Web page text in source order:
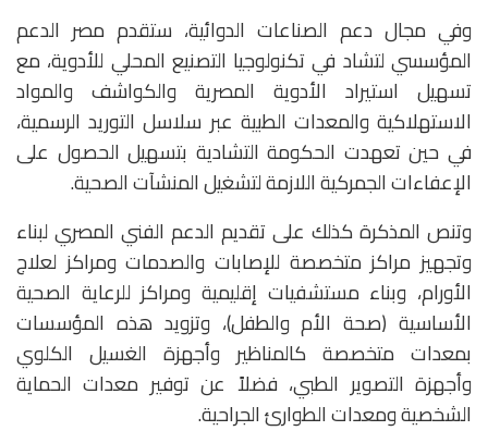
وفي مجال دعم الصناعات الدوائية، ستقدم مصر الدعم
المؤسسي لتشاد في تكنولوجيا التصنيع المحلي للأدوية، مع
تسهيل استيراد الأدوية المصرية والكواشف والمواد
الاستهلاكية والمعدات الطبية عبر سلاسل التوريد الرسمية،
في حين تعهدت الحكومة التشادية بتسهيل الحصول على
الإعفاءات الجمركية اللازمة لتشغيل المنشآت الصحية.
وتنص المذكرة كذلك على تقديم الدعم الفني المصري لبناء
وتجهيز مراكز متخصصة للإصابات والصدمات ومراكز لعلاج
الأورام، وبناء مستشفيات إقليمية ومراكز للرعاية الصحية
الأساسية (صحة الأم والطفل)، وتزويد هذه المؤسسات
بمعدات متخصصة كالمناظير وأجهزة الغسيل الكلوي
وأجهزة التصوير الطبي، فضلاً عن توفير معدات الحماية
الشخصية ومعدات الطوارئ الجراحية.